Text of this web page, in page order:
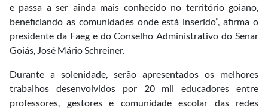
e passa a ser ainda mais conhecido no território goiano,
beneficiando as comunidades onde está inserido”, afirma o
presidente da Faeg e do Conselho Administrativo do Senar
Goiás, José Mário Schreiner.
Durante a solenidade, serão apresentados os melhores
trabalhos desenvolvidos por 20 mil educadores entre
professores, gestores e comunidade escolar das redes